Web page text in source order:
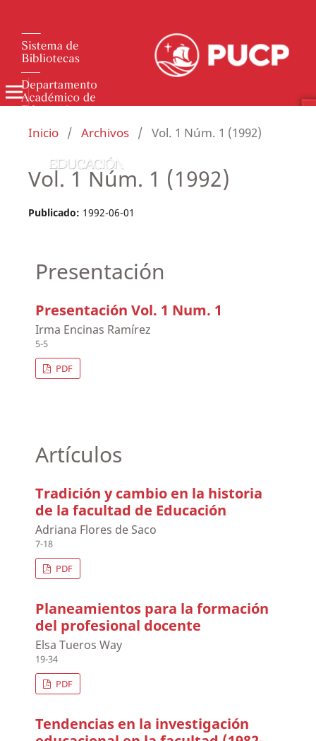
Inicio / Archivos / Vol. 1 Núm. 1 (1992)
Vol. 1 Núm. 1 (1992)
Publicado: 1992-06-01
Presentación
Presentación Vol. 1 Num. 1
Irma Encinas Ramírez
5-5
PDF
Artículos
Tradición y cambio en la historia
de la facultad de Educación
Adriana Flores de Saco
7-18
PDF
Planeamientos para la formación
del profesional docente
Elsa Tueros Way
19-34
PDF
Tendencias en la investigación